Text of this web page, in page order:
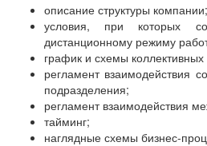
описание структуры компании;
условия, при которых
дистанционному режиму
график и схемы
регламент взаимодействия
подразделения;
регламент взаимодействия
тайминг;
наглядные схемы бизнес-